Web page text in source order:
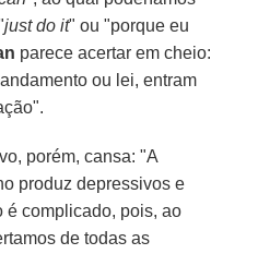
just do it" ou "porque eu
parece acer­tar em cheio:
ou lei, entram
porém, cansa: "A
produz depressivos e
é complicado, pois, ao
de todas as